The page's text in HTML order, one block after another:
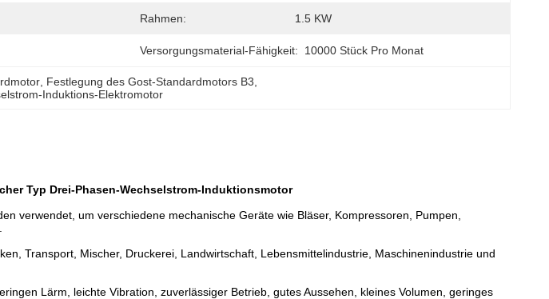
Rahmen: 1.5 KW
Versorgungsmaterial-Fähigkeit: 10000 Stück Pro Monat
Festlegung des Gost-Standardmotors B3
Induktions-Elektromotor
Typ Drei-Phasen-Wechselstrom-Induktionsmotor
verwendet, um verschiedene mechanische Geräte wie Bläser, Kompressoren, Pumpen,
Transport, Mischer, Druckerei, Landwirtschaft, Lebensmittelindustrie, Maschinenindustrie und
Lärm, leichte Vibration, zuverlässiger Betrieb, gutes Aussehen, kleines Volumen, geringes